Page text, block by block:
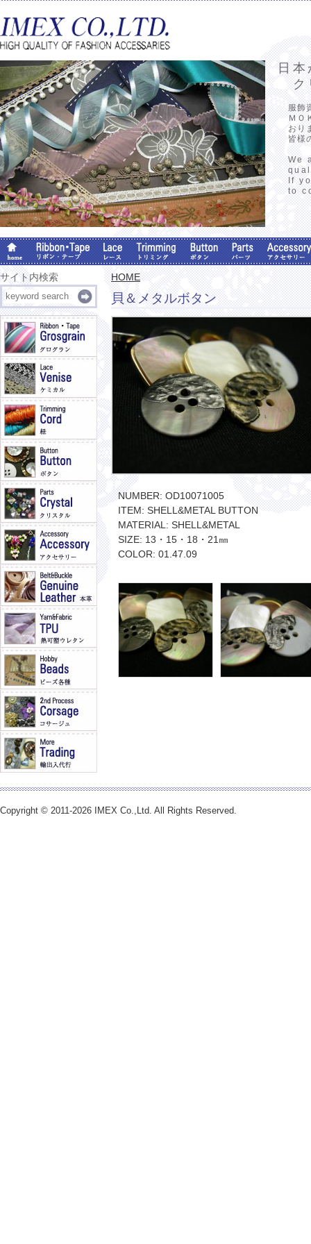
日
ク
服飾
ＭＯ
おり
皆様
We
If
to
サイト内検索 HOME
貝＆メタルボタン
NUMBER: OD10071005
ITEM: SHELL&METAL BUTTON
MATERIAL: SHELL&METAL
SIZE: 13・15・18・21㎜
COLOR: 01.47.09
Copyright © 2011-2026 IMEX Co.,Ltd. All Rights Reserved.